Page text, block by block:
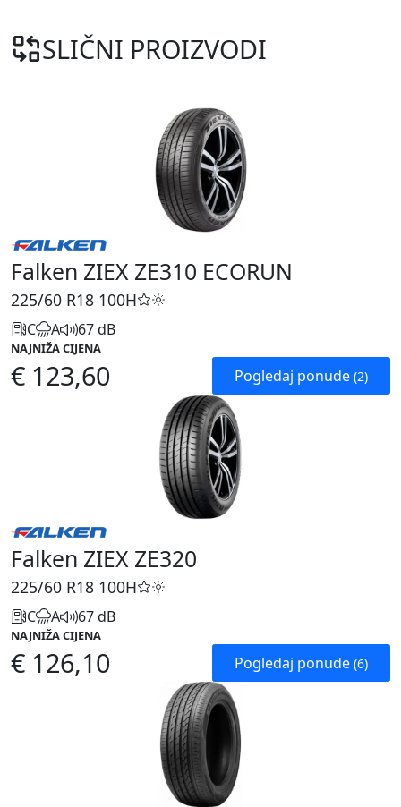
SLIČNI PROIZVODI
Falken ZIEX ZE310 ECORUN
225/60 R18 100H
C A 67 dB
NAJNIŽA CIJENA
€ 123,60 Pogledaj ponude (2)
Falken ZIEX ZE320
225/60 R18 100H
C A 67 dB
NAJNIŽA CIJENA
€ 126,10 Pogledaj ponude (6)